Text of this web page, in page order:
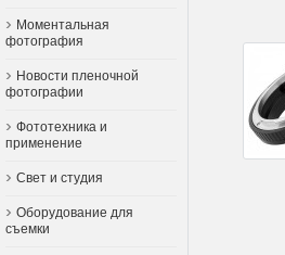
Моментальная
фотография
Новости пленочной
фотографии
Фототехника и
применение
Свет и студия
Оборудование для
съемки